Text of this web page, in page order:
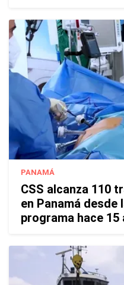
PANAMÁ
CSS alcanza 110
en Panamá desde
programa hace 15